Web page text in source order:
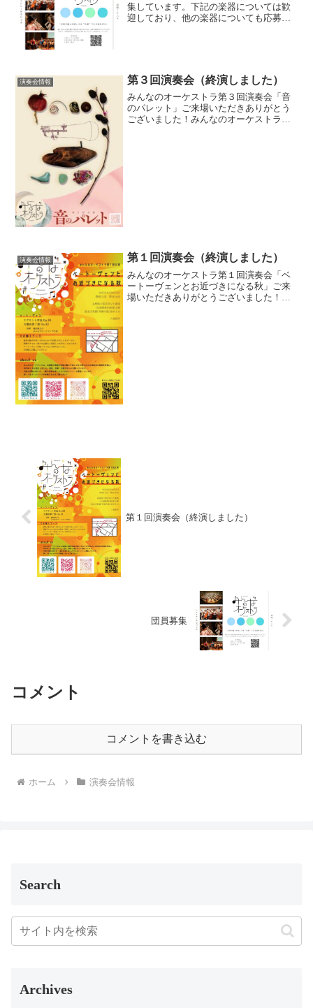
集しています。下記の楽器については歓
迎しており、他の楽器についても応募が
演奏会情報 第３回演奏会（終演しました）
みんなのオーケストラ第３回演奏会「音
のパレット」ご来場いただきありがとう
ございました！みんなのオーケストラ
演奏会情報 第１回演奏会（終演しました）
みんなのオーケストラ第１回演奏会「ベ
ートーヴェンとお近づきになる秋」ご来
場いただきありがとうございました！日
第１回演奏会（終演しました）
団員募集
コメント
コメントを書き込む
ホーム 演奏会情報
Search
Archives